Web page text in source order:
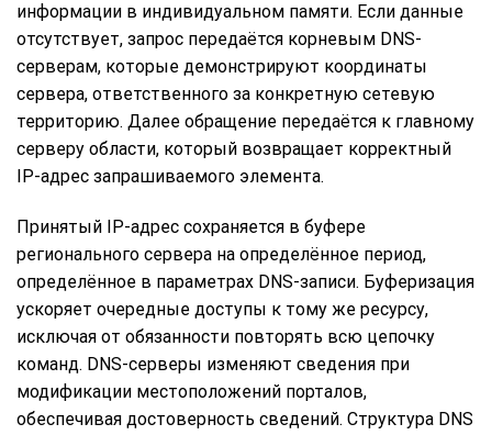
информации в индивидуальном памяти. Если данные
отсутствует, запрос передаётся корневым DNS-
серверам, которые демонстрируют координаты
сервера, ответственного за конкретную сетевую
территорию. Далее обращение передаётся к главному
серверу области, который возвращает корректный
IP-адрес запрашиваемого элемента.
Принятый IP-адрес сохраняется в буфере
регионального сервера на определённое период,
определённое в параметрах DNS-записи. Буферизация
ускоряет очередные доступы к тому же ресурсу,
исключая от обязанности повторять всю цепочку
команд. DNS-серверы изменяют сведения при
модификации местоположений порталов,
обеспечивая достоверность сведений. Структура DNS